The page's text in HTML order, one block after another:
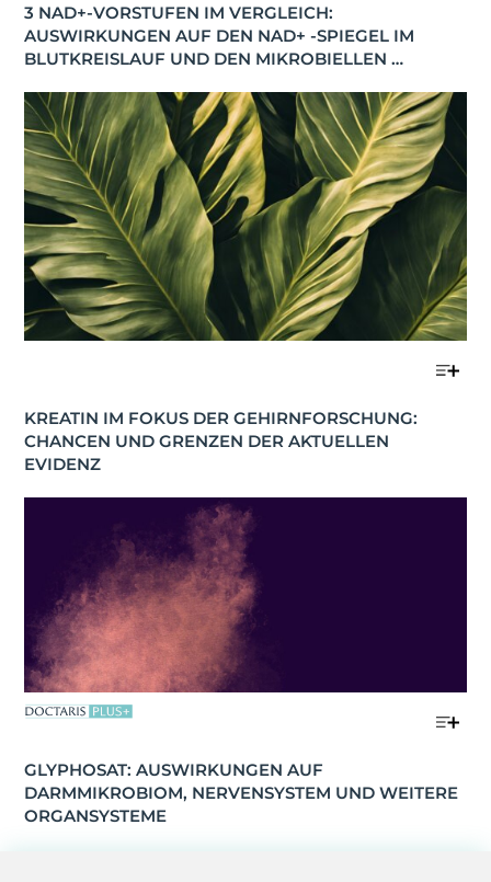
3 NAD+-VORSTUFEN IM VERGLEICH:
AUSWIRKUNGEN AUF DEN NAD+ -SPIEGEL IM
BLUTKREISLAUF UND DEN MIKROBIELLEN
KREATIN IM FOKUS DER GEHIRNFORSCHUNG:
CHANCEN UND GRENZEN DER AKTUELLEN
EVIDENZ
GLYPHOSAT: AUSWIRKUNGEN AUF
DARMMIKROBIOM, NERVENSYSTEM UND WEITERE
ORGANSYSTEME